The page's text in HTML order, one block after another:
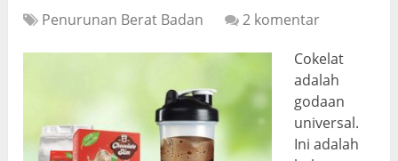
Penurunan Berat Badan
2 komentar
Cokelat
adalah
godaan
universal.
Ini adalah